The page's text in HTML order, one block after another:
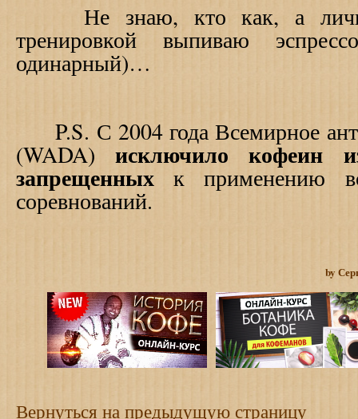
Не знаю, кто как, а
тренировкой выпиваю
одинарный)…
P.S. С 2004 года Всемирное
(WADA)исключило кофеин
запрещенныхк применению
соревнований.
by
Вернуться на предыдущую страницу